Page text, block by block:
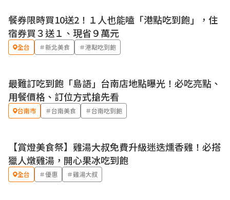
餐券限時買10送2！１人也能嗑「港點吃到飽」，住
宿券買３送１、現省９萬元
全台 ＃新北美食 ＃港點吃到飽
最難訂吃到飽「島語」台南店地點曝光！必吃亮點、
用餐價格、訂位方式搶先看
台南市 ＃台南美食 ＃台南吃到飽
優惠
【賞燈美食祭】雞湯大叔免費升級迷迭燻香雞！必搭
獵人燉雞湯，開心果冰吃到飽
全台 ＃優惠 ＃雞湯大叔